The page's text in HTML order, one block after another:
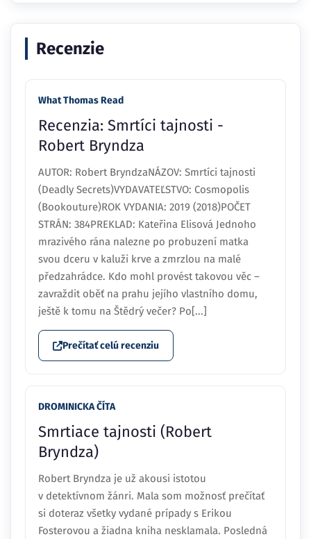
Recenzie
What Thomas Read
Recenzia: Smrtíci tajnosti -
Robert Bryndza
AUTOR: Robert BryndzaNÁZOV: Smrtíci tajnosti
(Deadly Secrets)VYDAVATEĽSTVO: Cosmopolis
(Bookouture)ROK VYDANIA: 2019 (2018)POČET
STRÁN: 384PREKLAD: Kateřina Elisová Jednoho
mrazivého rána nalezne po probuzení matka
svou dceru v kaluži krve a zmrzlou na malé
předzahrádce. Kdo mohl provést takovou věc –
zavraždit oběť na prahu jejího vlastního domu,
ještě k tomu na Štědrý večer? Po[...]
Prečítať celú recenziu
DROMINICKA ČÍTA
Smrtiace tajnosti (Robert
Bryndza)
Robert Bryndza je už akousi istotou
v detektívnom žánri. Mala som možnosť prečítať
si doteraz všetky vydané prípady s Erikou
Fosterovou a žiadna kniha nesklamala. Posledná